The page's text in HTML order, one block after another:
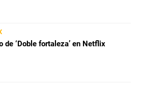
de ‘Doble fortaleza’ en Netflix